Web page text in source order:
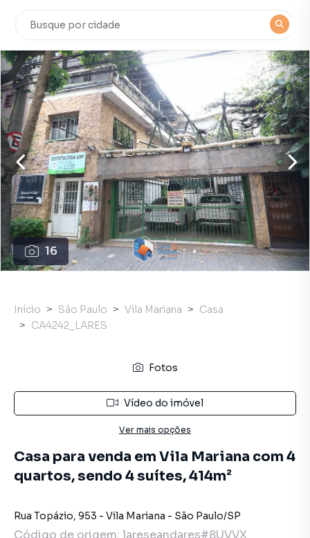
16
Início São Paulo Vila Mariana
Casa
CA4242_LARES
Fotos
Vídeo do imóvel
Ver mais opções
Casa para venda em Vila Mariana com 4
quartos, sendo 4 suítes, 414m²
Rua Topázio, 953 - Vila Mariana - São Paulo/SP
Código de origem: lareseandares#8UVVX